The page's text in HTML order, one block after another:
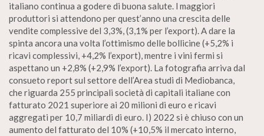
italiano continua a godere di buona salute. l maggiori
produttori si attendono per quest’anno una crescita delle
vendite complessive del 3,3%, (3,1% per l’export). A dare la
spinta ancora una volta l’ottimismo delle bollicine (+5,2% i
ricavi complessivi, +4,2% l’export), mentre i vini fermi si
aspettano un +2,8% (+2,9% l’export). La fotografia arriva dal
consueto report sul settore dell’Area studi di Mediobanca,
che riguarda 255 principali società di capitali italiane con
fatturato 2021 superiore ai 20 milioni di euro e ricavi
aggregati per 10,7 miliardi di euro. I) 2022 si è chiuso con un
aumento del fatturato del 10% (+10,5% il mercato interno,